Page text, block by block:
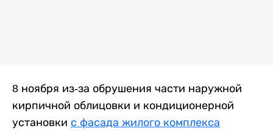
8 ноября из-за обрушения части наружной
кирпичной облицовки и кондиционерной
установки с фасада жилого комплекса